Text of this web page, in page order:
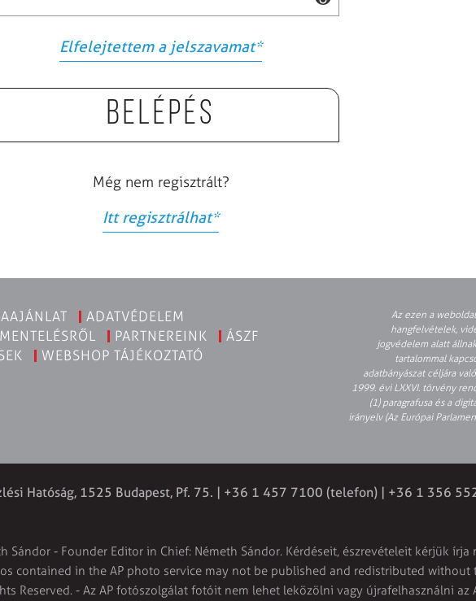
Elfelejtettem a jelszavamat*
Belépés
Még nem regisztrált?
Itt regisztrálhat*
ADATVÉDELEM
PARTNEREINK
ÁSZF
WEBSHOP TÁJÉKOZTATÓ
Az ezen a
hangfelvételek,
jogvédelem alatt
tartalommal
adatbányászat céljára
1999. évi LXXVI. törvény
(1) paragrafusa és a
irányelv (Az Európai
Hatóság, 1525 Budapest, Pf. 75. | +36 1 457 7100 (telefon) | +36 1 356
Sándor - Founder Editor in Chief: Németh Sándor. Kérdéseit, észrevételeit kérjük írja
contained in the AP photo service may not be published and redistributed
Reserved. - Az AP fotószolgálat fotóit nem lehet leközölni vagy újrafelhasználni az